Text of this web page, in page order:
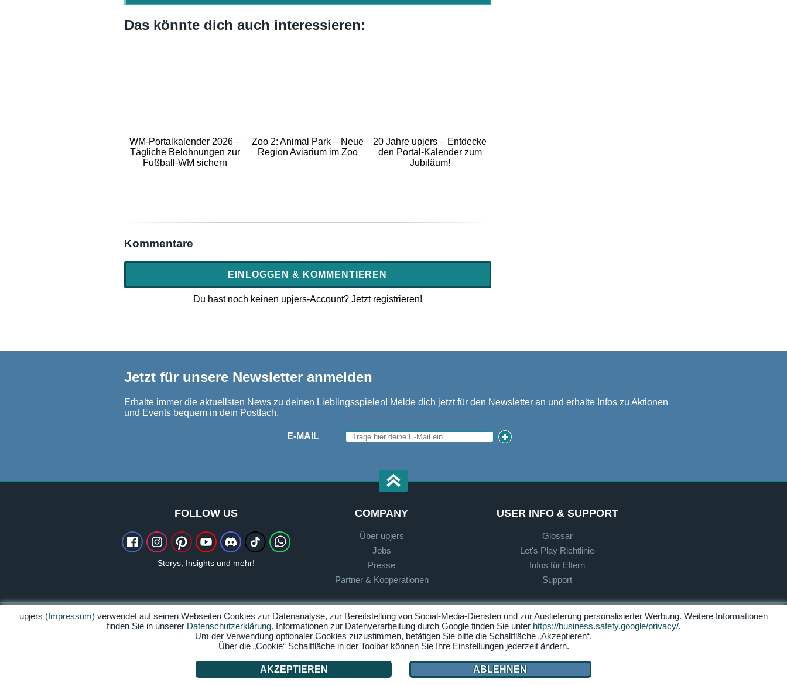
Das könnte dich auch interessieren:
WM-Portalkalender 2026 –
Tägliche Belohnungen zur
Fußball-WM sichern
Zoo 2: Animal Park – Neue
Region Aviarium im Zoo
20 Jahre upjers – Entdecke
den Portal-Kalender zum
Jubiläum!
Kommentare
EINLOGGEN & KOMMENTIEREN
Du hast noch keinen upjers-Account? Jetzt registrieren!
Jetzt für unsere Newsletter anmelden
Erhalte immer die aktuellsten News zu deinen Lieblingsspielen! Melde dich jetzt für den Newsletter an und erhalte Infos zu Aktionen
und Events bequem in dein Postfach.
E-MAIL
FOLLOW US
Storys, Insights und mehr!
COMPANY
Über upjers
Jobs
Presse
Partner & Kooperationen
USER INFO & SUPPORT
Glossar
Let's Play Richtlinie
Infos für Eltern
Support
Impressum Datenschutz AGB Barrierefreiheit
Cookies verwalten
upjers (Impressum) verwendet auf seinen Webseiten Cookies zur Datenanalyse, zur Bereitstellung von Social-Media-Diensten und zur Auslieferung personalisierter Werbung. Weitere Informationen
finden Sie in unserer Datenschutzerklärung. Informationen zur Datenverarbeitung durch Google finden Sie unter https://business.safety.google/privacy/.
Um der Verwendung optionaler Cookies zuzustimmen, betätigen Sie bitte die Schaltfläche „Akzeptieren“.
Über die „Cookie“ Schaltfläche in der Toolbar können Sie Ihre Einstellungen jederzeit ändern.
AKZEPTIEREN ABLEHNEN